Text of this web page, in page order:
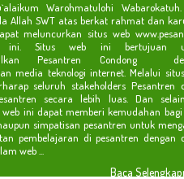
Warohmatulohi
Allah SWT atas berkat rahmat dan
meluncurkan situs web
ini. Situs web ini bertujuan
Pesantren Condong
media teknologi internet. Melalui
seluruh stakeholders Pesantren
secara lebih luas. Dan
web ini dapat memberi kemudahan
simpatisan pesantren untuk
pembelajaran di pesantren dengan
web ...
Baca